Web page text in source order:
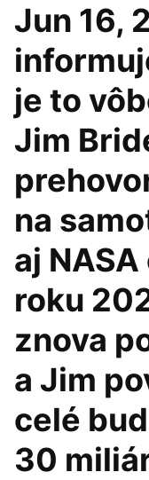
Jun 16,
je to
Jim
na
aj
roku
znova
a Jim
celé
30